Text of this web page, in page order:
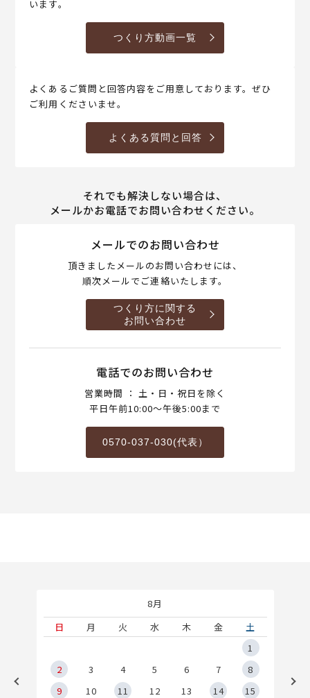
います。
つくり方動画一覧
よくあるご質問と回答内容をご用意しております。ぜひ
ご利用くださいませ。
よくある質問と回答
それでも解決しない場合は、
メールかお電話でお問い合わせください。
メールでのお問い合わせ
頂きましたメールのお問い合わせには、
順次メールでご連絡いたします。
つくり方に関する
お問い合わせ
電話でのお問い合わせ
営業時間 ： 土・日・祝日を除く
平日午前10:00～午後5:00まで
0570-037-030(代表）
8月
日
月 火 水 木 金
土
1
2
3 4 5 6 7
8
9
10 11 12 13 14
15